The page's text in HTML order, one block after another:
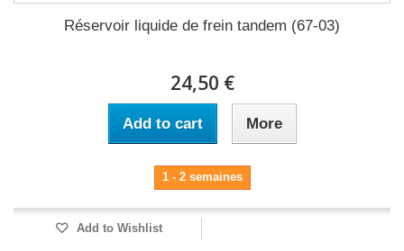
Réservoir liquide de frein tandem (67-03)
24,50 €
Add to cart More
1 - 2 semaines
Add to Wishlist